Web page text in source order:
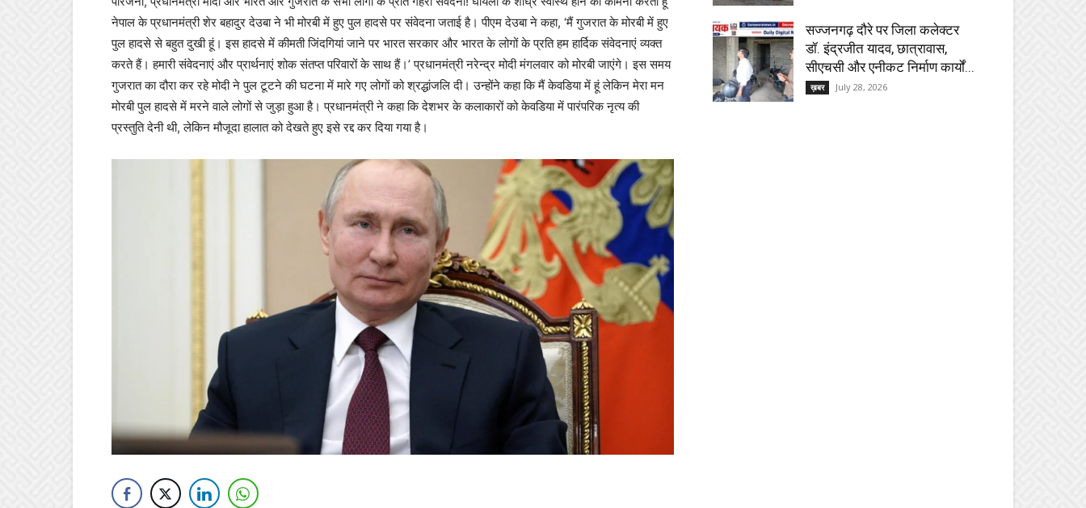
नेपाल के प्रधानमंत्री शेर बहादुर देउबा ने भी मोरबी में हुए पुल हादसे पर संवेदना जताई है। पीएम देउबा ने कहा, ‘मैं गुजरात के मोरबी में हुए
पुल हादसे से बहुत दुखी हूं। इस हादसे में कीमती जिंदगियां जाने पर भारत सरकार और भारत के लोगों के प्रति हम हार्दिक संवेदनाएं व्यक्त
करते हैं। हमारी संवेदनाएं और प्रार्थनाएं शोक संतप्त परिवारों के साथ हैं।’ प्रधानमंत्री नरेन्द्र मोदी मंगलवार को मोरबी जाएंगे। इस समय
गुजरात का दौरा कर रहे मोदी ने पुल टूटने की घटना में मारे गए लोगों को श्रद्धांजलि दी। उन्होंने कहा कि मैं केवडिया में हूं लेकिन मेरा मन
मोरबी पुल हादसे में मरने वाले लोगों से जुड़ा हुआ है। प्रधानमंत्री ने कहा कि देशभर के कलाकारों को केवडिया में पारंपरिक नृत्य की
प्रस्तुति देनी थी, लेकिन मौजूदा हालात को देखते हुए इसे रद्द कर दिया गया है।
सज्जनगढ़ दौरे पर जिला कलेक्टर
डॉ. इंद्रजीत यादव, छात्रावास,
सीएचसी और एनीकट निर्माण कार्यों...
ख़बर July 28, 2026